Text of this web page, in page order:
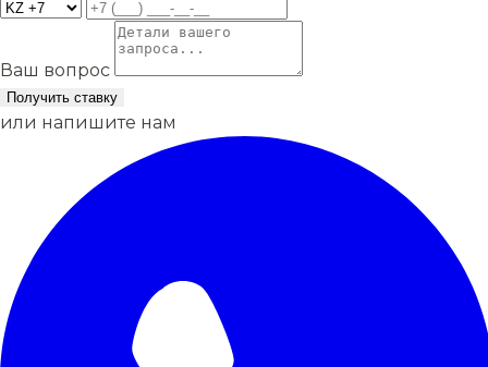
Ваш вопрос
Получить ставку
или напишите нам